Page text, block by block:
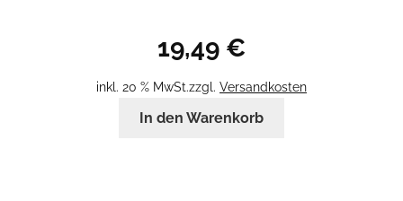
19,49 €
inkl. 20 % MwSt.zzgl. Versandkosten
In den Warenkorb